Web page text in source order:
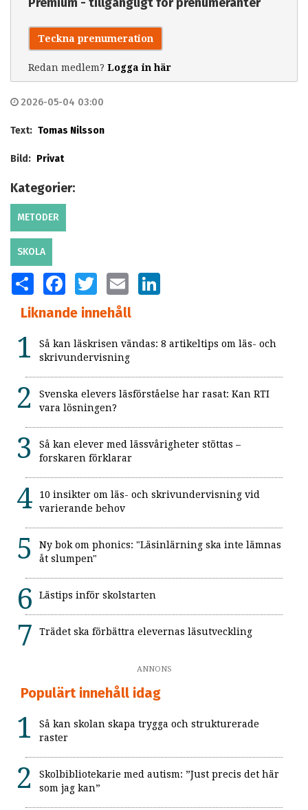
Teckna prenumeration
Redan medlem? Logga in här
2026-05-04 03:00
Text: Tomas Nilsson
Bild: Privat
Kategorier:
METODER
SKOLA
SHARE FACEBOOKTWITTER EMAIL
Liknande innehåll
Så kan läskrisen vändas: 8 artikeltips om läs- och
skrivundervisning
Svenska elevers läsförståelse har rasat: Kan RTI
vara lösningen?
Så kan elever med lässvårigheter stöttas –
forskaren förklarar
10 insikter om läs- och skrivundervisning vid
varierande behov
Ny bok om phonics: "Läsinlärning ska inte lämnas
åt slumpen"
Lästips inför skolstarten
Trädet ska förbättra elevernas läsutveckling
ANNONS
Populärt innehåll idag
Så kan skolan skapa trygga och strukturerade
raster
Skolbibliotekarie med autism: ”Just precis det här
som jag kan”